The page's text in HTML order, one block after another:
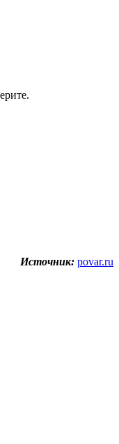
Источник: povar.ru